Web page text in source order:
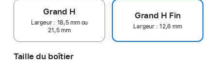
Grand H
Largeur : 18,5 mm ou
21,5 mm
Grand H Fin
Largeur : 12,6 mm
Taille du boîtier